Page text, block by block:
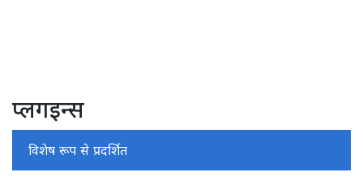
प्लगइन्स
विशेष रूप से प्रदर्शित